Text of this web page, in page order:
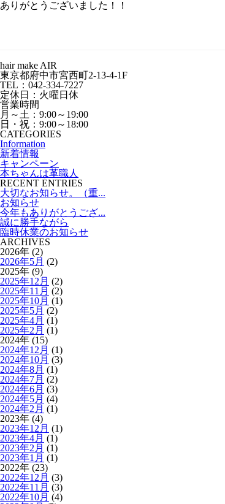
ありがとうございました！！
hair make AIR
東京都府中市宮西町2-13-4-1F
TEL：042-334-7227
定休日：火曜日休
営業時間
月～土：9:00～19:00
日・祝：9:00～18:00
CATEGORIES
Information
新着情報
キャンペーン
本ちゃんは革職人
RECENT ENTRIES
大切なお知らせ。（重...
お知らせ
今年もありがとうござ...
誠に勝手ながら
臨時休業のお知らせ
ARCHIVES
2026年 (2)
2026年5月 (2)
2025年 (9)
2025年12月 (2)
2025年11月 (2)
2025年10月 (1)
2025年5月 (2)
2025年4月 (1)
2025年2月 (1)
2024年 (15)
2024年12月 (1)
2024年10月 (3)
2024年8月 (1)
2024年7月 (2)
2024年6月 (3)
2024年5月 (4)
2024年2月 (1)
2023年 (4)
2023年12月 (1)
2023年4月 (1)
2023年2月 (1)
2023年1月 (1)
2022年 (23)
2022年12月 (3)
2022年11月 (3)
2022年10月 (4)